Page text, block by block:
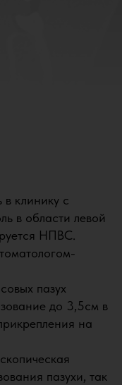
клинику с
в области левой
НПВС.
пазух
до 3,5см в
на
пазухи, так